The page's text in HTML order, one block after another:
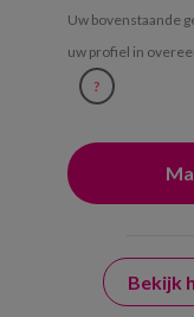
Uw bovenstaande
uw profiel in
?
Bekijk